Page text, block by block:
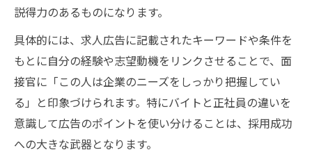
説得力のあるものになります。
具体的には、求人広告に記載されたキーワードや条件を
もとに自分の経験や志望動機をリンクさせることで、面
接官に「この人は企業のニーズをしっかり把握してい
る」と印象づけられます。特にバイトと正社員の違いを
意識して広告のポイントを使い分けることは、採用成功
への大きな武器となります。